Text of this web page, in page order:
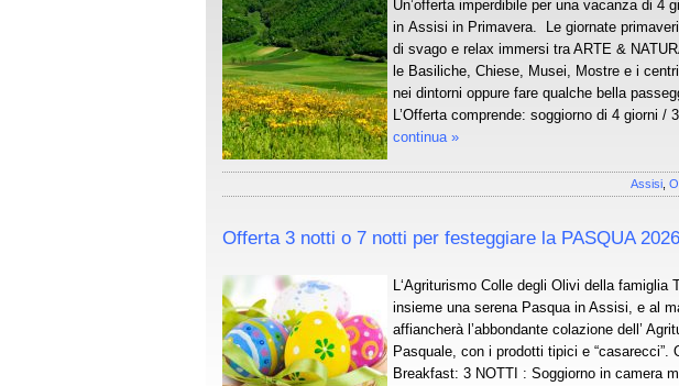
Un’offerta imperdibile per una vacanza di 4
in Assisi in Primavera. Le giornate
di svago e relax immersi tra ARTE &
le Basiliche, Chiese, Musei, Mostre e i
nei dintorni oppure fare qualche bella
L’Offerta comprende: soggiorno di 4 giorni
continua »
Assisi
Offerta 3 notti o 7 notti per festeggiare la PASQUA
L‘Agriturismo Colle degli Olivi della famiglia
insieme una serena Pasqua in Assisi, e al
affiancherà l’abbondante colazione dell’
Pasquale, con i prodotti tipici e
Breakfast: 3 NOTTI : Soggiorno in camera